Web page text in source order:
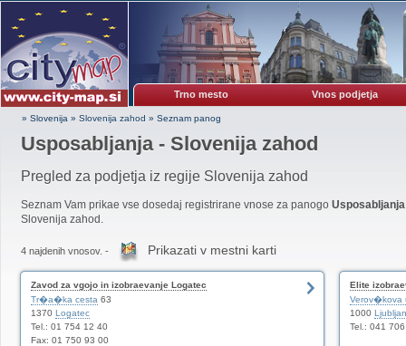
Trno mesto Vnos podjetja
» Slovenija » Slovenija zahod » Seznam panog
Usposabljanja - Slovenija zahod
Pregled za podjetja iz regije Slovenija zahod
Seznam Vam prikae vse dosedaj registrirane vnose za panogo Usposabljanja
Slovenija zahod.
4 najdenih vnosov. - Prikazati v mestni karti
Zavod za vgojo in izobraevanje Logatec
Tr�a�ka cesta 63
1370 Logatec
Tel.: 01 754 12 40
Fax: 01 750 93 00
Elite
Verov�kova
1000
Tel.: 041